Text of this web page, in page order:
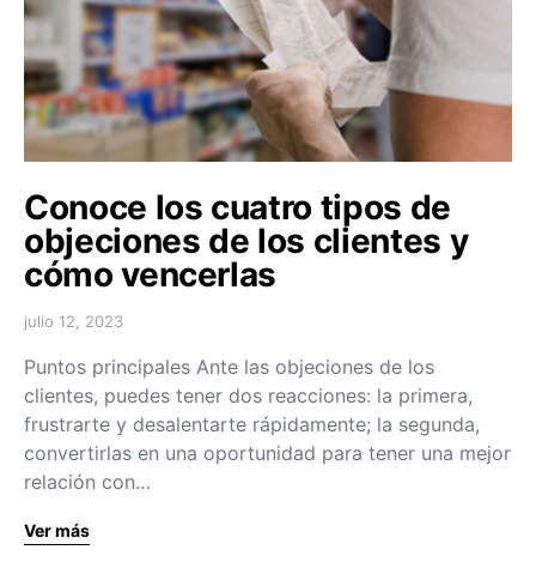
Conoce los cuatro tipos de
objeciones de los clientes y
cómo vencerlas
julio 12, 2023
Puntos principales Ante las objeciones de los
clientes, puedes tener dos reacciones: la primera,
frustrarte y desalentarte rápidamente; la segunda,
convertirlas en una oportunidad para tener una mejor
relación con…
Ver más